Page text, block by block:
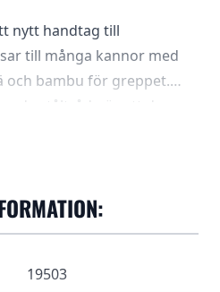
nytt handtag till
till många kannor med
och bambu för greppet.
ståltråd gör att du
19503